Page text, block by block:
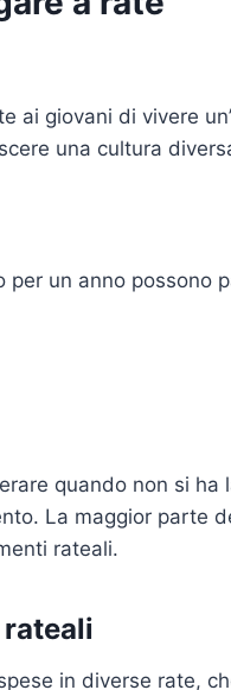
ai giovani di vivere
una cultura
un anno possono
quando non si ha
La maggior parte
rateali.
in diverse rate,